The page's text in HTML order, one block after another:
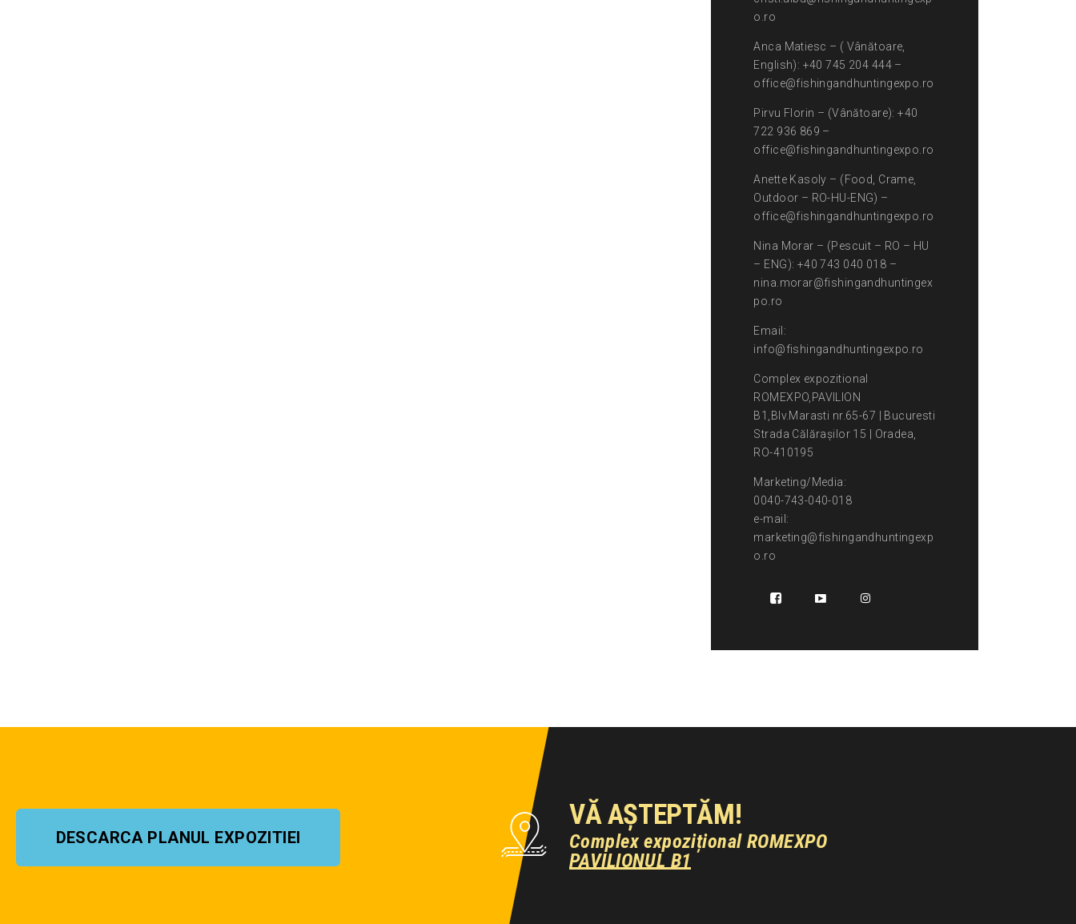
o.ro
Anca Matiesc – ( Vânătoare,
English): +40 745 204 444 –
office@fishingandhuntingexpo.ro
Pirvu Florin – (Vânătoare): +40
722 936 869 –
office@fishingandhuntingexpo.ro
Anette Kasoly – (Food, Crame,
Outdoor – RO-HU-ENG) –
office@fishingandhuntingexpo.ro
Nina Morar – (Pescuit – RO – HU
– ENG): +40 743 040 018 –
nina.morar@fishingandhuntingex
po.ro
Email:
info@fishingandhuntingexpo.ro
Complex expozitional
ROMEXPO,PAVILION
B1,Blv.Marasti nr.65-67 | Bucuresti
Strada Călărașilor 15 | Oradea,
RO-410195
Marketing/Media:
0040-743-040-018
e-mail:
marketing@fishingandhuntingexp
o.ro
DESCARCA PLANUL EXPOZITIEI
VĂ AȘTEPTĂM!
Complex expozițional ROMEXPO
PAVILIONUL B1